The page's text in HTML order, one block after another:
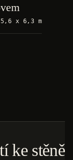
x 6,3 m
ke stěně